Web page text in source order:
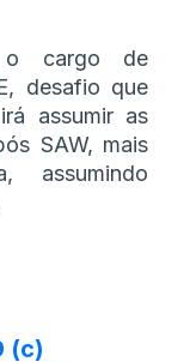
o cargo de
desafio que
assumir as
SAW, mais
(c)